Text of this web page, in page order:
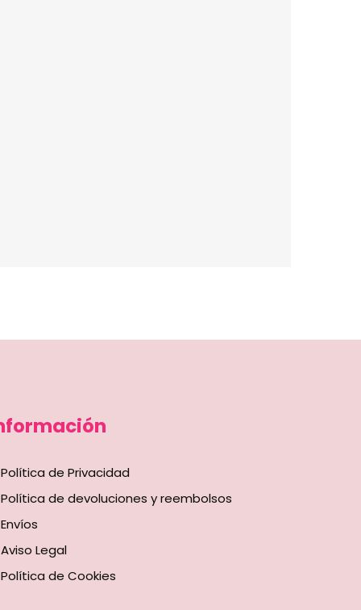
Política de Privacidad
Política de devoluciones y reembolsos
Envíos
Aviso Legal
Política de Cookies